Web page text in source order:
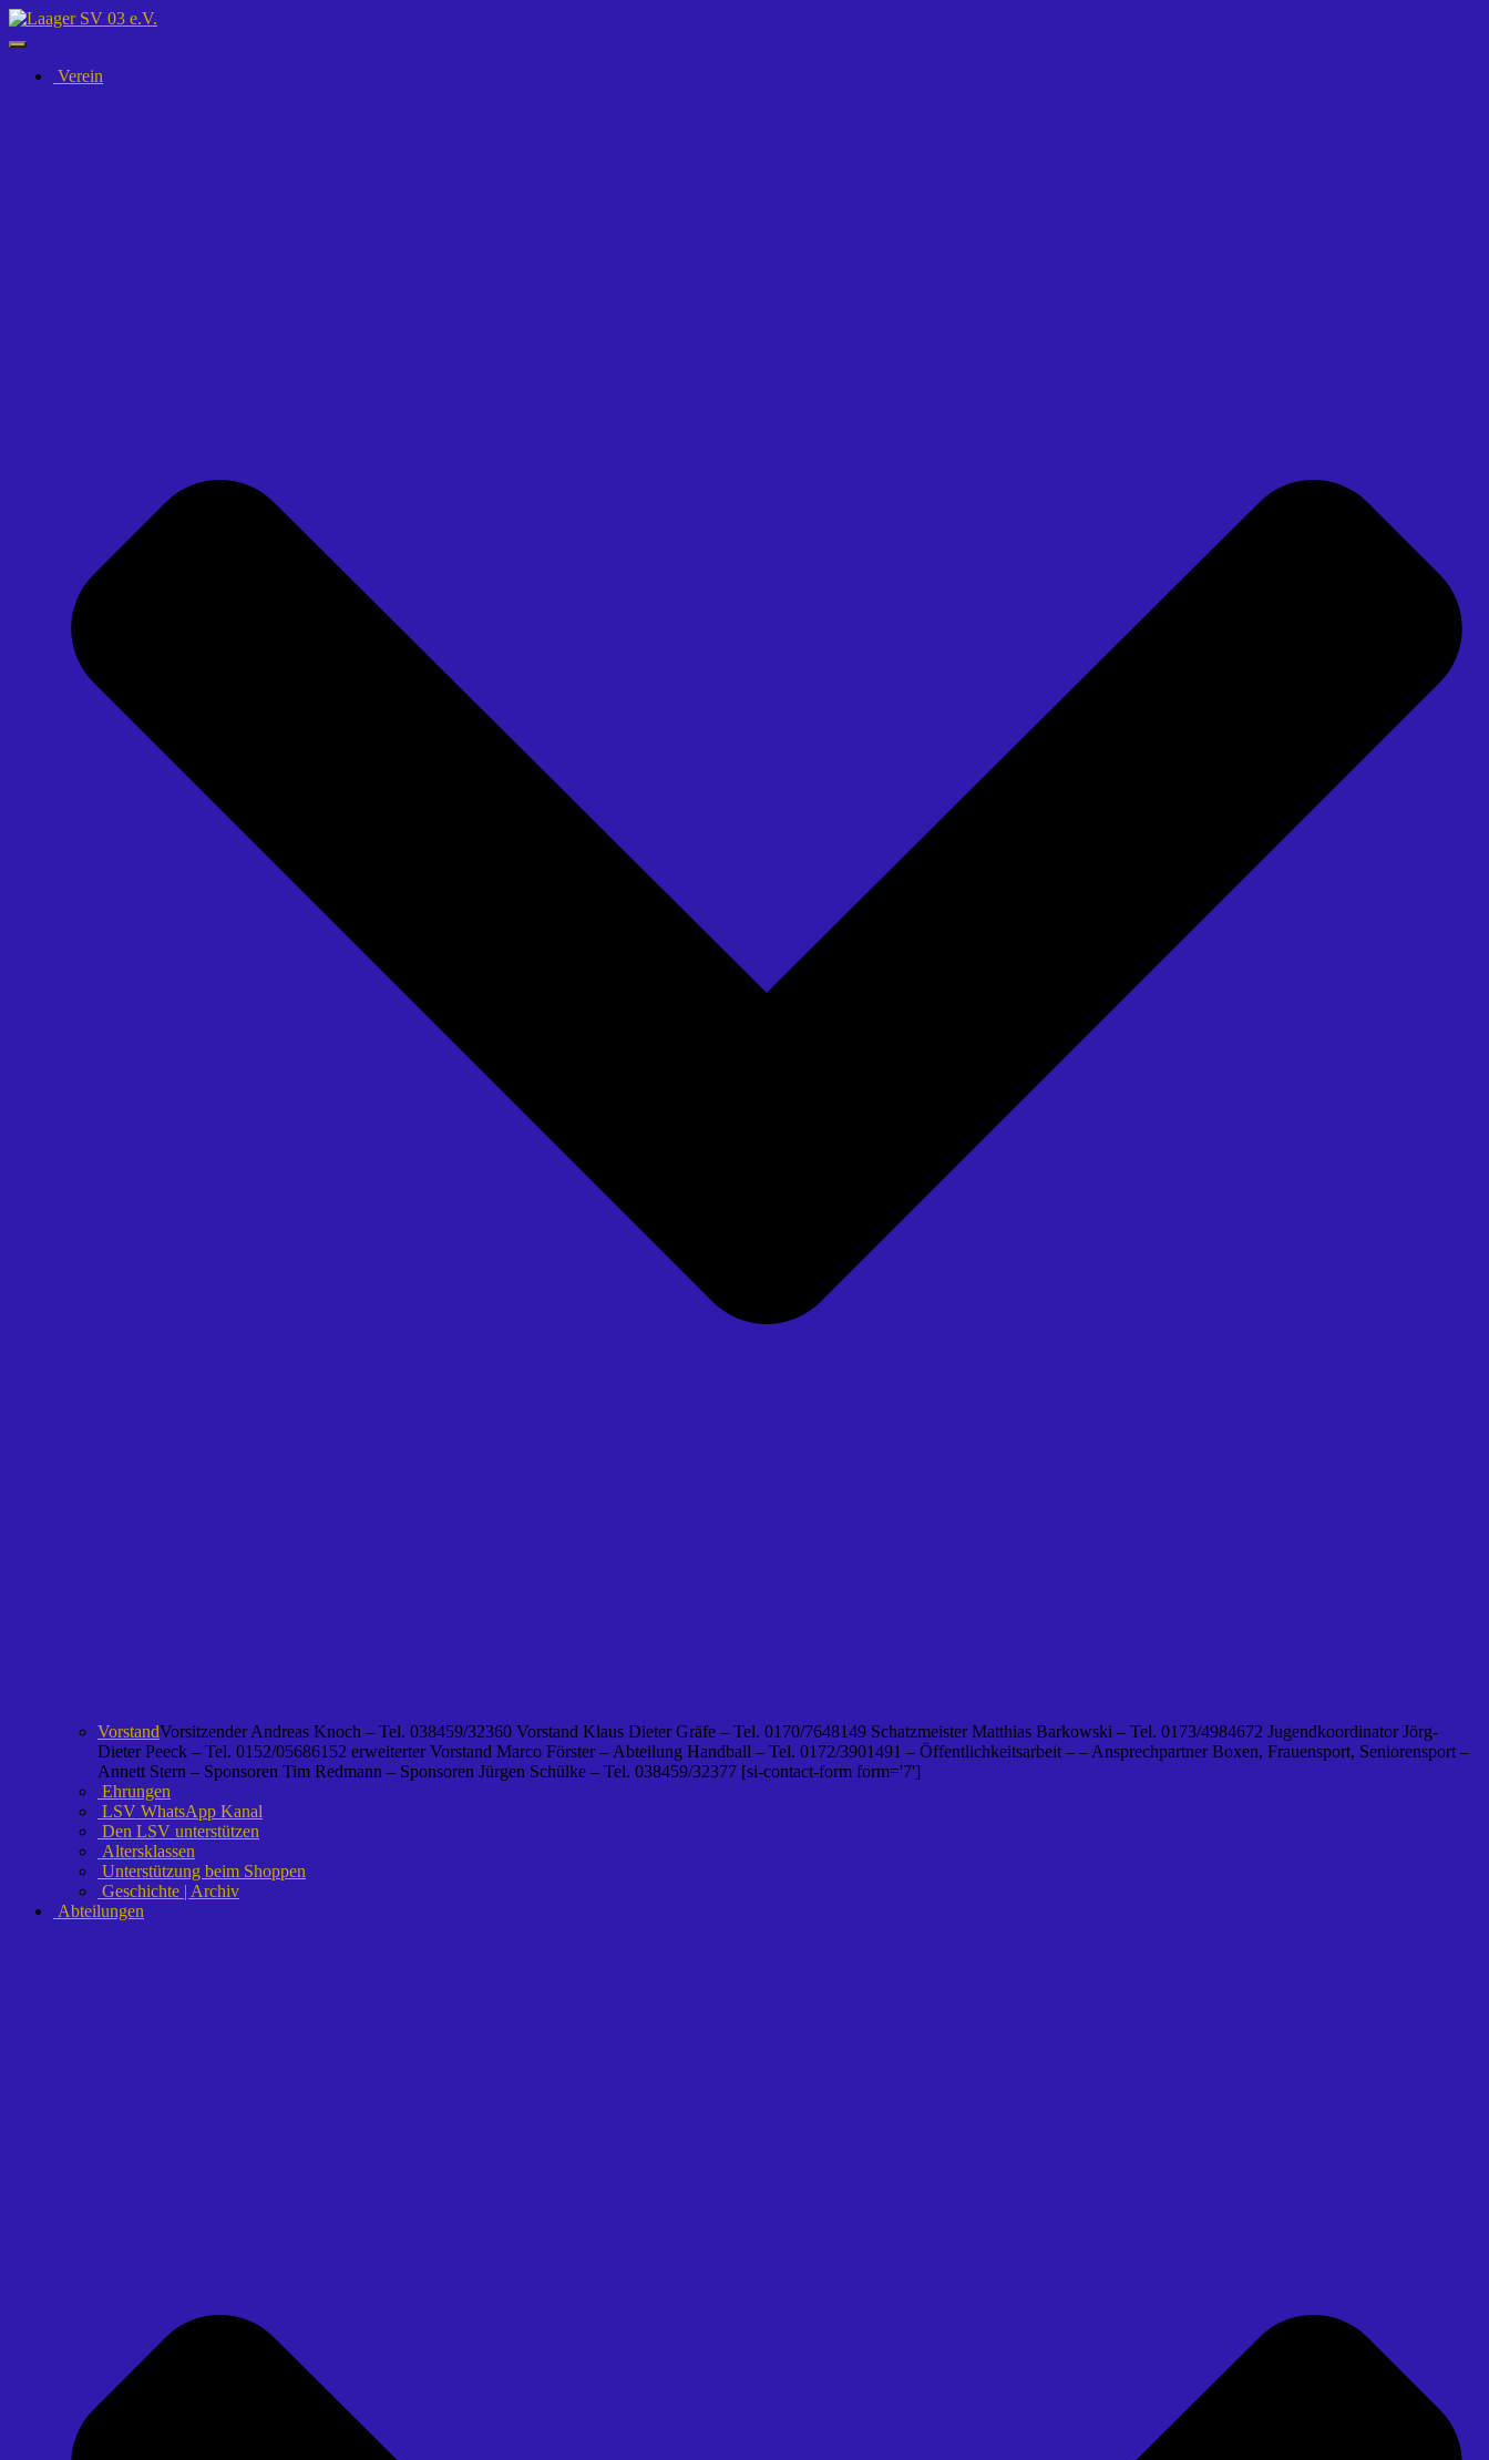
Navigation
umschalten
Verein
VorstandVorsitzender Andreas Knoch – Tel. 038459/32360 Vorstand Klaus Dieter Gräfe – Tel. 0170/7648149 Schatzmeister Matthias Barkowski – Tel. 0173/4984672 Jugendkoordinator Jörg-
Dieter Peeck – Tel. 0152/05686152 erweiterter Vorstand Marco Förster – Abteilung Handball – Tel. 0172/3901491 – Öffentlichkeitsarbeit – – Ansprechpartner Boxen, Frauensport, Seniorensport –
Annett Stern – Sponsoren Tim Redmann – Sponsoren Jürgen Schülke – Tel. 038459/32377 [si-contact-form form='7']
Ehrungen
LSV WhatsApp Kanal
Den LSV unterstützen
Altersklassen
Unterstützung beim Shoppen
Geschichte | Archiv
Abteilungen